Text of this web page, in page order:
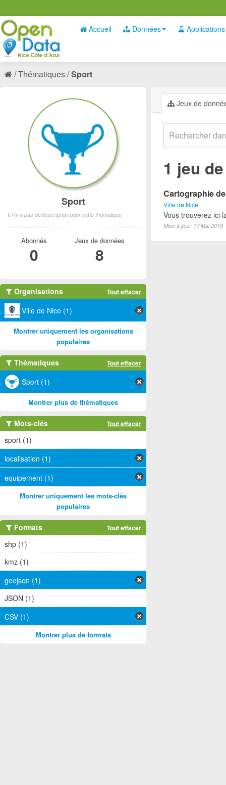
Accueil Données Applications
Thématiques Sport
Jeux de
1 jeu
Cartographie
Ville de Nice
Vous trouverez ici
Mise à jour: 17 Mai 2019
Sport
Il n'y a pas de description pour cette thématique
Abonnés
0
Jeux de données
8
Organisations Tout effacer
Ville de Nice (1)
Montrer uniquement les organisations
populaires
Thématiques Tout effacer
Sport (1)
Montrer plus de thématiques
Mots-clés Tout effacer
sport (1)
localisation (1)
equipement (1)
Montrer uniquement les mots-clés
populaires
Formats Tout effacer
shp (1)
kmz (1)
geojson (1)
JSON (1)
CSV (1)
Montrer plus de formats